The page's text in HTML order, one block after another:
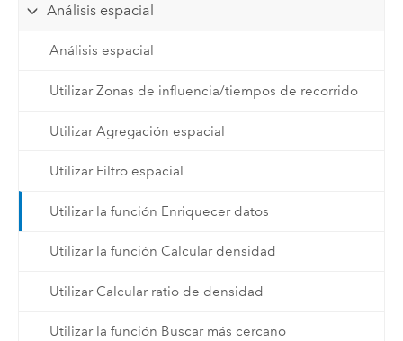
Análisis espacial
Análisis espacial
Utilizar Zonas de influencia/tiempos de recorrido
Utilizar Agregación espacial
Utilizar Filtro espacial
Utilizar la función Enriquecer datos
Utilizar la función Calcular densidad
Utilizar Calcular ratio de densidad
Utilizar la función Buscar más cercano